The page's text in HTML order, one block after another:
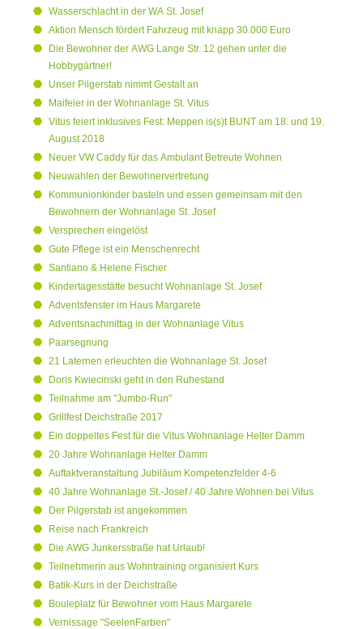
Wasserschlacht in der WA St. Josef
Aktion Mensch fördert Fahrzeug mit knapp 30.000 Euro
Die Bewohner der AWG Lange Str. 12 gehen unter die
Hobbygärtner!
Unser Pilgerstab nimmt Gestalt an
Maifeier in der Wohnanlage St. Vitus
Vitus feiert inklusives Fest: Meppen is(s)t BUNT am 18. und 19.
August 2018
Neuer VW Caddy für das Ambulant Betreute Wohnen
Neuwahlen der Bewohnervertretung
Kommunionkinder basteln und essen gemeinsam mit den
Bewohnern der Wohnanlage St. Josef
Versprechen eingelöst
Gute Pflege ist ein Menschenrecht
Santiano & Helene Fischer
Kindertagesstätte besucht Wohnanlage St. Josef
Adventsfenster im Haus Margarete
Adventsnachmittag in der Wohnanlage Vitus
Paarsegnung
21 Laternen erleuchten die Wohnanlage St. Josef
Doris Kwiecinski geht in den Ruhestand
Teilnahme am "Jumbo-Run"
Grillfest Deichstraße 2017
Ein doppeltes Fest für die Vitus Wohnanlage Helter Damm
20 Jahre Wohnanlage Helter Damm
Auftaktveranstaltung Jubiläum Kompetenzfelder 4-6
40 Jahre Wohnanlage St.-Josef / 40 Jahre Wohnen bei Vitus
Der Pilgerstab ist angekommen
Reise nach Frankreich
Die AWG Junkersstraße hat Urlaub!
Teilnehmerin aus Wohntraining organisiert Kurs
Batik-Kurs in der Deichstraße
Bouleplatz für Bewohner vom Haus Margarete
Vernissage "SeelenFarben"